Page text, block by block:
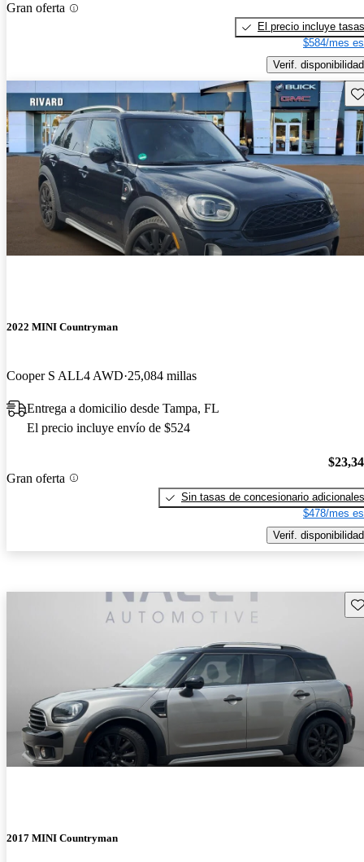
Gran oferta
El precio incluye tasas
$584/mes
Verif. disponibilidad
2022 MINI Countryman
Cooper S ALL4 AWD 25,084 millas
Entrega a domicilio desde Tampa, FL
El precio incluye envío de $524
Gran oferta
Sin tasas de concesionario adicionales
$478/mes
Verif. disponibilidad
2017 MINI Countryman